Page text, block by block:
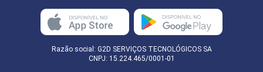
Razão social: G2D SERVIÇOS TECNOLÓGICOS SA
CNPJ: 15.224.465/0001-01